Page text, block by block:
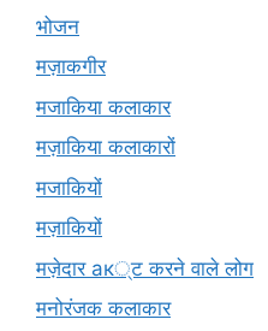
भोजन
मज़ाकगीर
मजाकिया कलाकार
मज़ाकिया कलाकारों
मजाकियों
मज़ाकियों
मज़ेदार ак्ट करने वाले लोग
मनोरंजक कलाकार